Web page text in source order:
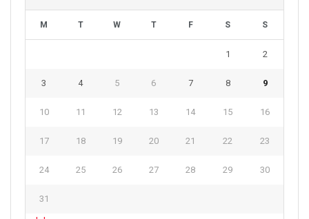
M T W T F S S
1 2
3 4 5 6 7 8 9
10 11 12 13 14 15 16
17 18 19 20 21 22 23
24 25 26 27 28 29 30
31